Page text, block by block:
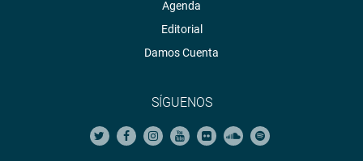
Agenda
Editorial
Damos Cuenta
SÍGUENOS